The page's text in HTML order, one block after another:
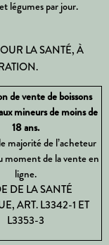
légumes par jour.
LA SANTÉ, À
de vente de boissons
mineurs de moins de
18 ans.
majorité de l’acheteur
moment de la vente en
ligne.
DE LA SANTÉ
ART. L3342-1 ET
L3353-3